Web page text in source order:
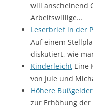
will anscheinend
Arbeitswillige…
Leserbrief in der
Auf einem
diskutiert, wie
Kinderleicht Eine
von Jule und
Höhere
zur Erhöhung